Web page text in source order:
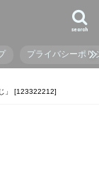
search
プライバシーポリ
」 [123322212]